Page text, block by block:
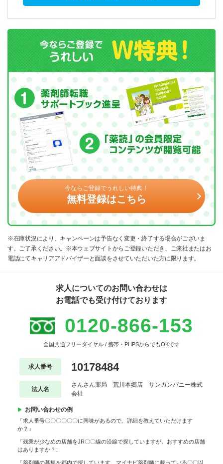
今ならご登録でうれしい特典！
無料登録はこちら
※在庫状況により、キャンペーンは予告なく変更・終了する場合がございま
す。ご了承ください。※本ウェブサイトからご登録いただき、ご来社またはお
電話にてキャリアアドバイザーと面談をさせていただいた方に限ります。
求人についてのお問い合わせは
お電話でも受け付けております
0120-866-153
全国共通フリーダイヤル / 携帯・PHPSからでもOKです
求人番号 10178484
法人名
さんさん薬局 荒川本郷店 サンカンパニー株式
会社
お問い合わせの例
「求人番号〇〇〇〇〇〇に興味があるので、詳細を教えていただけます
か？」
「残業が少なめの店舗をJR〇〇線の沿線で探していますが、おすすめの店舗
はありますか？」
「薬剤師の募集を都内で探しています。マイナビ薬剤師に載っている〇〇以